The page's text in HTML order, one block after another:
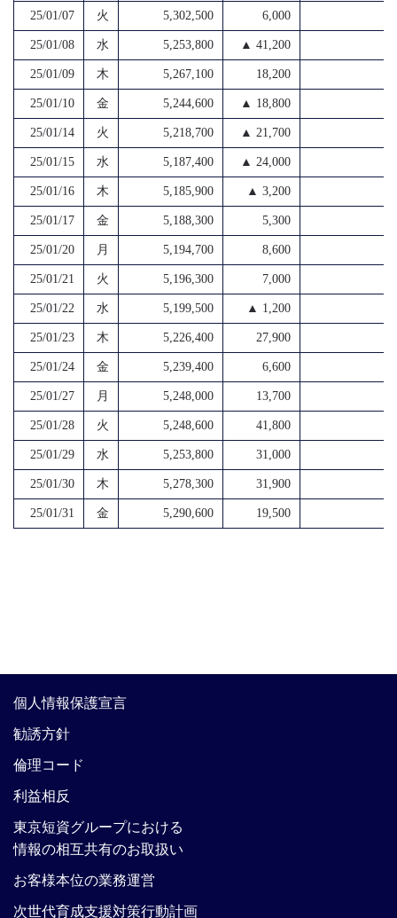
25/01/07 火 5,302,500 6,000
25/01/08 水 5,253,800 ▲ 41,200
25/01/09 木 5,267,100 18,200
25/01/10 金 5,244,600 ▲ 18,800
25/01/14 火 5,218,700 ▲ 21,700
25/01/15 水 5,187,400 ▲ 24,000
25/01/16 木 5,185,900 ▲ 3,200
25/01/17 金 5,188,300 5,300
25/01/20 月 5,194,700 8,600
25/01/21 火 5,196,300 7,000
25/01/22 水 5,199,500 ▲ 1,200
25/01/23 木 5,226,400 27,900
25/01/24 金 5,239,400 6,600
25/01/27 月 5,248,000 13,700
25/01/28 火 5,248,600 41,800
25/01/29 水 5,253,800 31,000
25/01/30 木 5,278,300 31,900
25/01/31 金 5,290,600 19,500
個人情報保護宣言
勧誘方針
倫理コード
利益相反
東京短資グループにおける
情報の相互共有のお取扱い
お客様本位の業務運営
次世代育成支援対策行動計画